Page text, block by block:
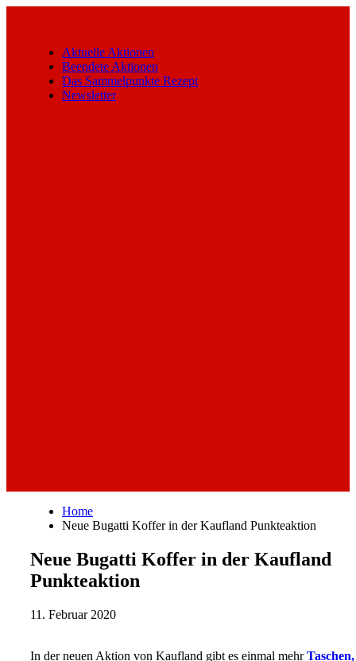
Aktuelle Aktionen
Beendete Aktionen
Das Sammelpunkte Rezept
Newsletter
Home
Neue Bugatti Koffer in der Kaufland Punkteaktion
Neue Bugatti Koffer in der Kaufland
Punkteaktion
11. Februar 2020
In der neuen Aktion von Kaufland gibt es einmal mehrTaschen,